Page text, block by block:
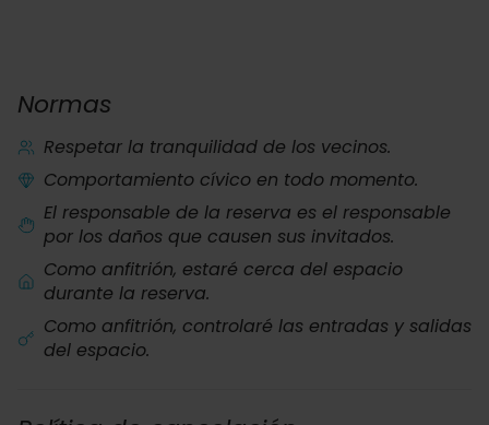
Normas
Respetar la tranquilidad de los vecinos.
Comportamiento cívico en todo momento.
El responsable de la reserva es el responsable
por los daños que causen sus invitados.
Como anfitrión, estaré cerca del espacio
durante la reserva.
Como anfitrión, controlaré las entradas y salidas
del espacio.